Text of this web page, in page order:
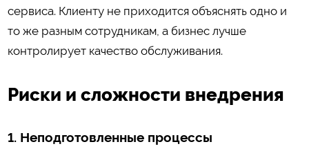
сервиса. Клиенту не приходится объяснять одно и
то же разным сотрудникам, а бизнес лучше
контролирует качество обслуживания.
Риски и сложности внедрения
1. Неподготовленные процессы